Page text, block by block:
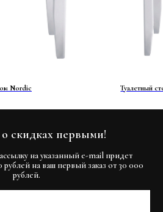
Nordic Туалетный
о скидках первыми!
на указанный e-mail придет
на ваш первый заказ от 30 000
рублей.